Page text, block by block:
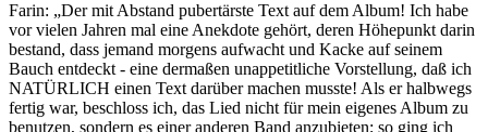
Farin: „Der mit Abstand pubertärste Text auf dem Album! Ich habe
vor vielen Jahren mal eine Anekdote gehört, deren Höhepunkt darin
bestand, dass jemand morgens aufwacht und Kacke auf seinem
Bauch entdeckt - eine dermaßen unappetitliche Vorstellung, daß ich
NATÜRLICH einen Text darüber machen musste! Als er halbwegs
fertig war, beschloss ich, das Lied nicht für mein eigenes Album zu
benutzen, sondern es einer anderen Band anzubieten; so ging ich